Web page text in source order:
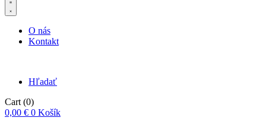
O nás
Kontakt
Hľadať
Cart (0)
0,00 € 0 Košík